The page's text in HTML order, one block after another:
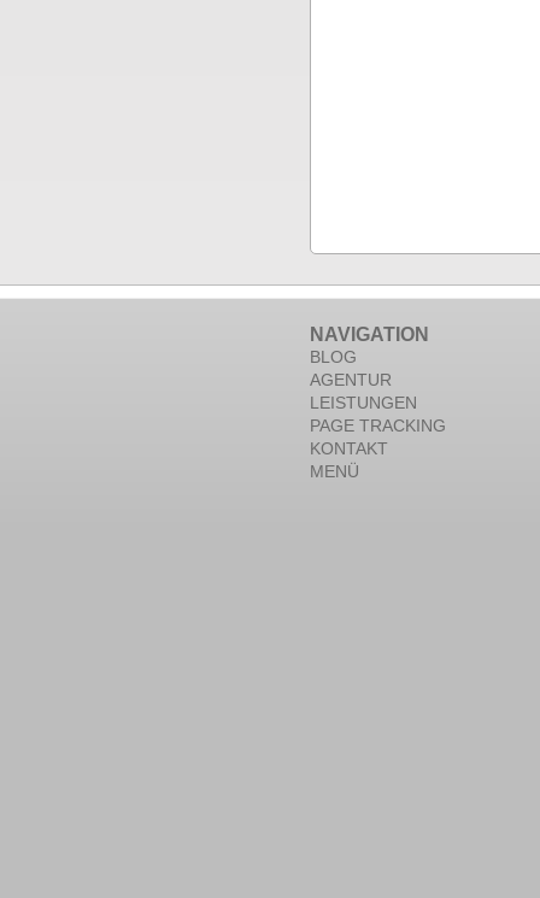
NAVIGATION
BLOG
AGENTUR
LEISTUNGEN
PAGE TRACKING
KONTAKT
MENÜ